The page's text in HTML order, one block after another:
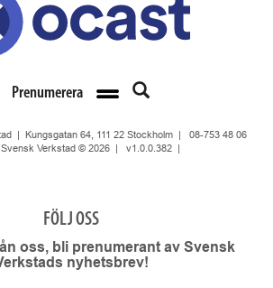
Prenumerera
| Kungsgatan 64, 111 22 Stockholm | 08-753 48 06
Verkstad © 2026 | v1.0.0.382
FÖLJ OSS
oss, bli prenumerant av Svensk
nyhetsbrev!